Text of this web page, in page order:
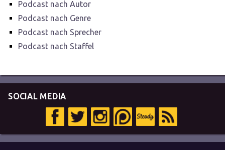
Podcast nach Autor
Podcast nach Genre
Podcast nach Sprecher
Podcast nach Staffel
SOCIAL MEDIA